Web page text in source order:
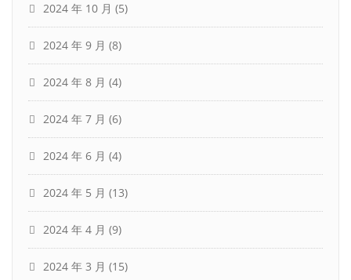
2024 年 10 月 (5)
2024 年 9 月 (8)
2024 年 8 月 (4)
2024 年 7 月 (6)
2024 年 6 月 (4)
2024 年 5 月 (13)
2024 年 4 月 (9)
2024 年 3 月 (15)